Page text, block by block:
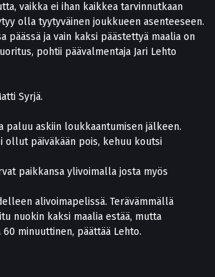
vaikka ei ihan kaikkea tarvinnutkaan
olla tyytyväinen joukkueen asenteeseen.
päässä ja vain kaksi päästettyä maalia on
pohtii päävalmentaja Jari Lehto
Syrjä.
paluu askiin loukkaantumisen jälkeen.
ollut päiväkään pois, kehuu koutsi
paikkansa ylivoimalla josta myös
alivoimapelissä. Terävämmällä
nuokin kaksi maalia estää, mutta
60 minuuttinen, päättää Lehto.